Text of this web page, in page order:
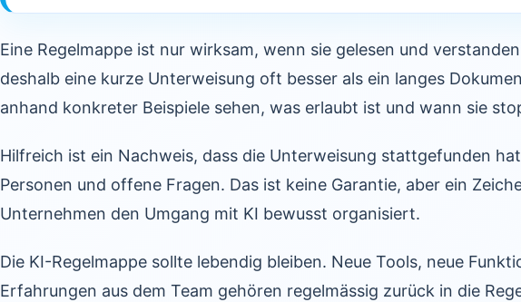
Eine Regelmappe ist nur wirksam, wenn sie gelesen und
deshalb eine kurze Unterweisung oft besser als ein langes
anhand konkreter Beispiele sehen, was erlaubt ist und wann sie
Hilfreich ist ein Nachweis, dass die Unterweisung stattgefunden
Personen und offene Fragen. Das ist keine Garantie, aber ein
Unternehmen den Umgang mit KI bewusst organisiert.
Die KI-Regelmappe sollte lebendig bleiben. Neue Tools, neue
Erfahrungen aus dem Team gehören regelmässig zurück in die